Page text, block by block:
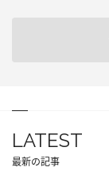
LATEST
最新の記事